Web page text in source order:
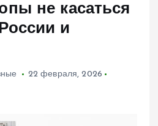
не касаться
и
22 февраля, 2026